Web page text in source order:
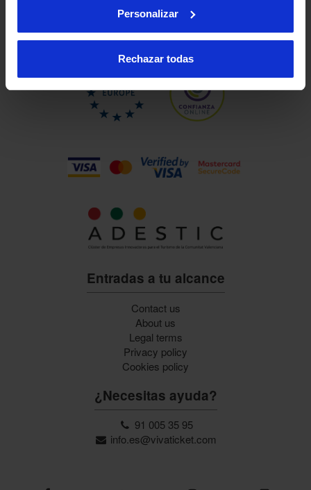
Personalizar
Rechazar todas
Entradas a tu alcance
Contact us
About us
Legal terms
Privacy policy
Cookies policy
¿Necesitas ayuda?
91 005 35 95
info.es@vivaticket.com